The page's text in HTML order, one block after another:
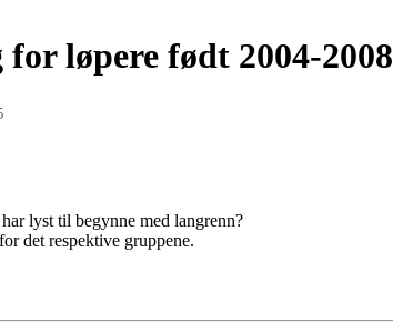
løpere født 2004-2008
lyst til begynne med langrenn?
det respektive gruppene.